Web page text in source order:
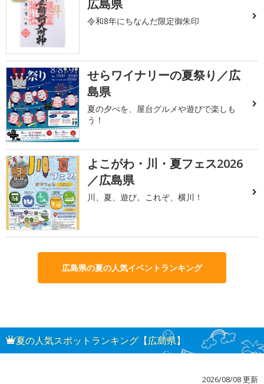
広島県
令和8年にちなんだ限定御朱印
2
せらワイナリーの夏祭り／広
島県
夏の夕べを、屋台グルメや遊びで楽しも
う！
3
よこがわ・川・夏フェス2026
／広島県
川、夏、遊び。これぞ、横川！
広島県の夏の人気イベントランキング
夏の人気スポットランキング【広島県】
2026/08/08 更新